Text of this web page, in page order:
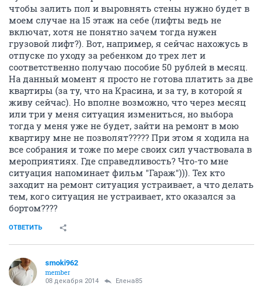
чтобы залить пол и выровнять стены нужно будет в
моем случае на 15 этаж на себе (лифты ведь не
включат, хотя не понятно зачем тогда нужен
грузовой лифт?). Вот, например, я сейчас нахожусь в
отпуске по уходу за ребенком до трех лет и
соответственно получаю пособие 50 рублей в месяц.
На данный момент я просто не готова платить за две
квартиры (за ту, что на Красина, и за ту, в которой я
живу сейчас). Но вполне возможно, что через месяц
или три у меня ситуация измениться, но выбора
тогда у меня уже не будет, зайти на ремонт в мою
квартиру мне не позволят????? При этом я ходила на
все собрания и тоже по мере своих сил участвовала в
мероприятиях. Где справедливость? Что-то мне
ситуация напоминает фильм "Гараж"))). Тех кто
заходит на ремонт ситуация устраивает, а что делать
тем, кого ситуация не устраивает, кто оказался за
бортом????
ОТВЕТИТЬ
smoki962
member
08 декабря 2014 Елена85